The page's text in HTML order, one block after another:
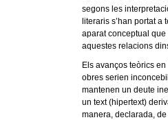
segons les
literaris s’han portat
aparat conceptual
aquestes relacions
Els avanços teòrics
obres serien
mantenen un deute
un text (hipertext)
manera, declarada,